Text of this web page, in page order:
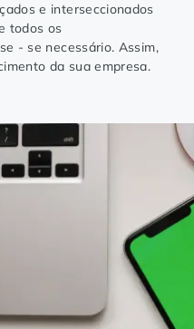
e interseccionados
todos os
- se necessário. Assim,
da sua empresa.